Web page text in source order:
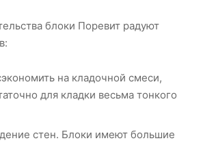
блоки Поревит радуют
на кладочной смеси,
для кладки весьма тонкого
стен. Блоки имеют большие